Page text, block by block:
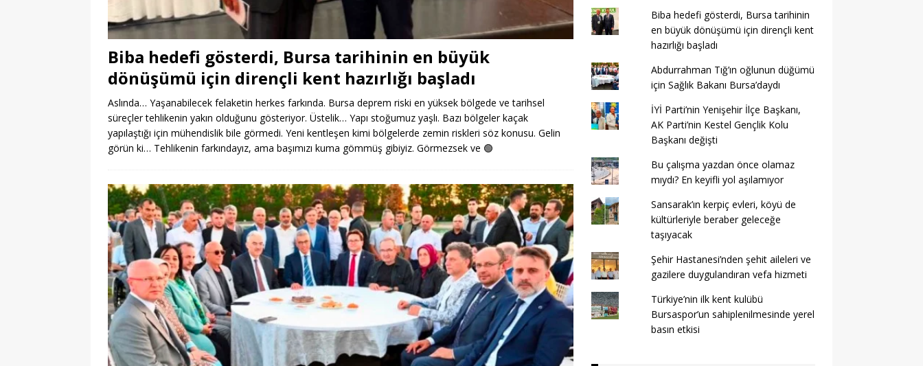
Biba hedefi gösterdi, Bursa tarihinin en büyük
dönüşümü için dirençli kent hazırlığı başladı
Aslında… Yaşanabilecek felaketin herkes farkında. Bursa deprem riski en yüksek bölgede ve tarihsel
süreçler tehlikenin yakın olduğunu gösteriyor. Üstelik… Yapı stoğumuz yaşlı. Bazı bölgeler kaçak
yapılaştığı için mühendislik bile görmedi. Yeni kentleşen kimi bölgelerde zemin riskleri söz konusu. Gelin
görün ki… Tehlikenin farkındayız, ama başımızı kuma gömmüş gibiyiz. Görmezsek ve 🟢
Biba hedefi gösterdi, Bursa tarihinin
en büyük dönüşümü için dirençli kent
hazırlığı başladı
Abdurrahman Tığ’ın oğlunun düğümü
için Sağlık Bakanı Bursa’daydı
İYİ Parti’nin Yenişehir İlçe Başkanı,
AK Parti’nin Kestel Gençlik Kolu
Başkanı değişti
Bu çalışma yazdan önce olamaz
mıydı? En keyifli yol aşılamıyor
Sansarak’ın kerpiç evleri, köyü de
kültürleriyle beraber geleceğe
taşıyacak
Şehir Hastanesi’nden şehit aileleri ve
gazilere duygulandıran vefa hizmeti
Türkiye’nin ilk kent kulübü
Bursaspor’un sahiplenilmesinde yerel
basın etkisi